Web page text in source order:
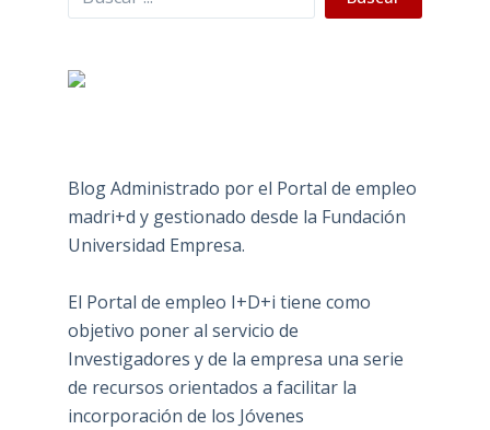
Blog Administrado por el Portal de empleo
madri+d y gestionado desde la Fundación
Universidad Empresa.
El Portal de empleo I+D+i tiene como
objetivo poner al servicio de
Investigadores y de la empresa una serie
de recursos orientados a facilitar la
incorporación de los Jóvenes